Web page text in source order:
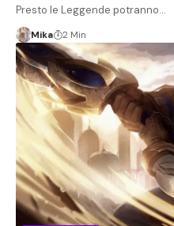
Presto le Leggende potranno…
Mika 2 Min